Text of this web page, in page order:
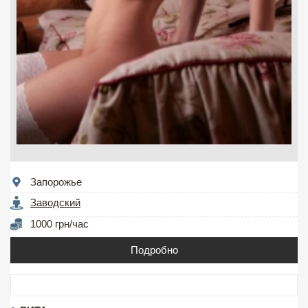
Запорожье
Заводский
1000 грн/час
Подробно